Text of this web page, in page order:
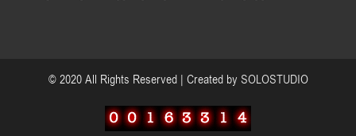
© 2020 All Rights Reserved | Created by SOLOSTUDIO